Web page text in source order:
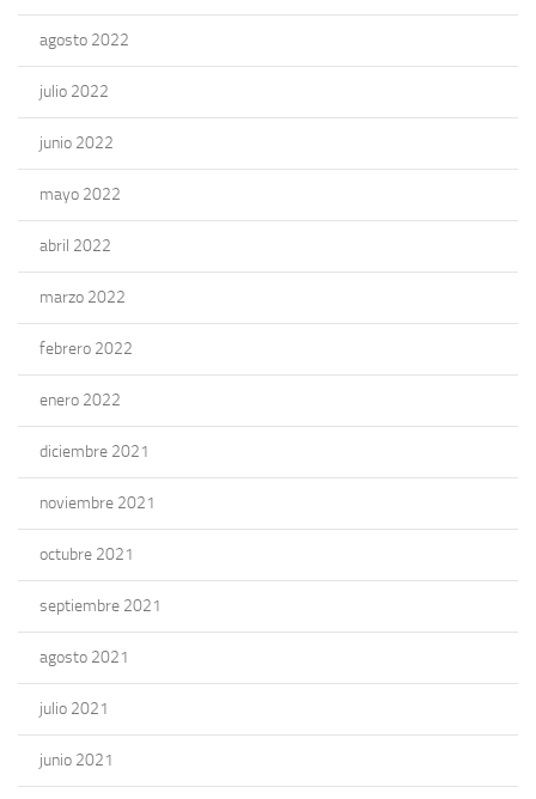
agosto 2022
julio 2022
junio 2022
mayo 2022
abril 2022
marzo 2022
febrero 2022
enero 2022
diciembre 2021
noviembre 2021
octubre 2021
septiembre 2021
agosto 2021
julio 2021
junio 2021